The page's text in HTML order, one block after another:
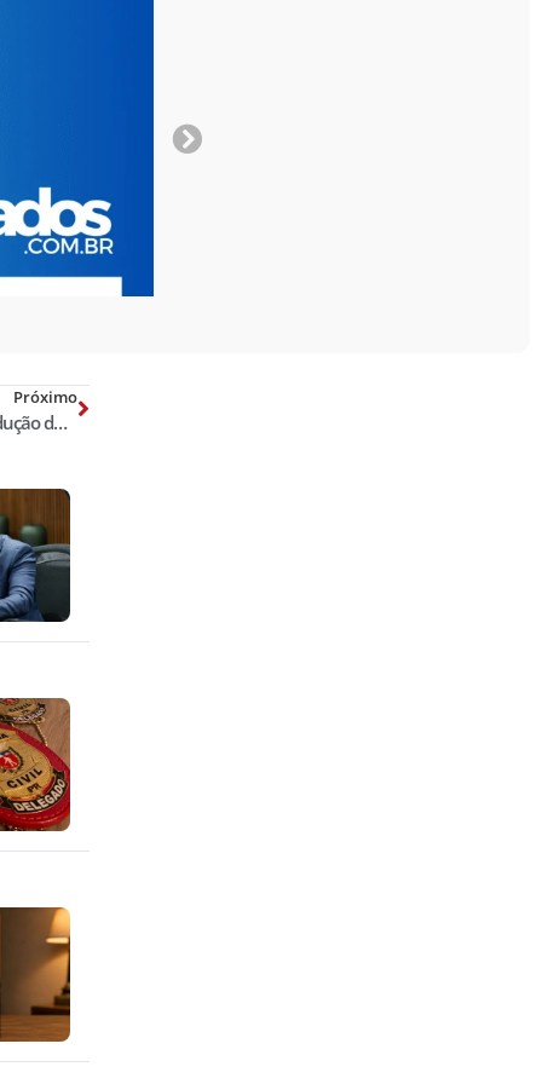
Próximo
Secretaria da Segurança registra redução de 56% do número de roubos no Centro de Teresina